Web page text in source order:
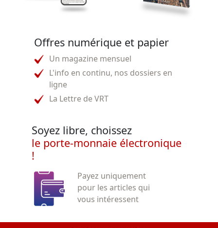
Offres numérique et papier
Un magazine mensuel
L'info en continu, nos dossiers en
ligne
La Lettre de VRT
Soyez libre, choissez
le porte-monnaie électronique
!
Payez uniquement
pour les articles qui
vous intéressent